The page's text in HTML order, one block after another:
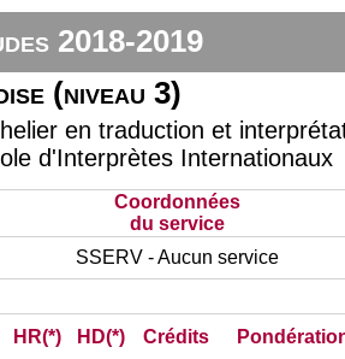
2018-2019
(niveau 3)
en traduction et
d'Interprètes Internationaux
Coordonnées
du service
SSERV - Aucun service
HR(*) HD(*) Crédits